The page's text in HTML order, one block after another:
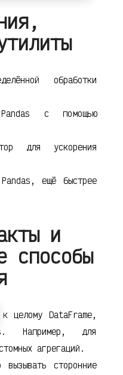
обработки
с помощью
для ускорения
ещё быстрее
и
способы
к целому DataFrame,
Например, для
агрегаций.
вызывать сторонние